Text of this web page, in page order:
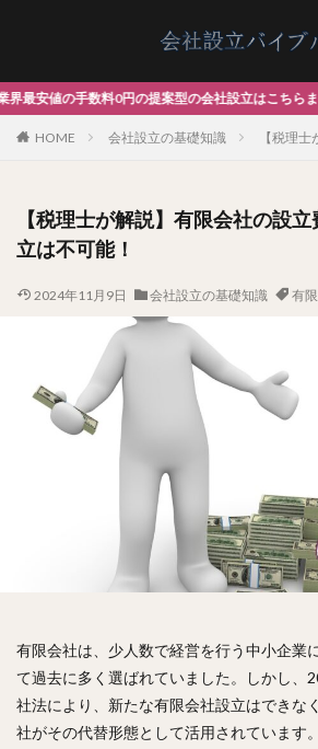
の会社設立はこちらまで
HOME 会社設立の基礎知識 【税理
【税理士が解説】有限会社の設
立は不可能！
2024年11月9日 会社設立の基礎知識 有
有限会社は、少人数で経営を行う中小企業
て過去に多く選ばれていました。しかし、
社法により、新たな有限会社設立はできな
社がその代替形態として活用されています